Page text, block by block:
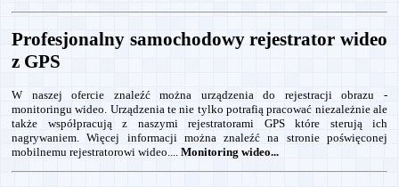
Profesjonalny samochodowy rejestrator wideo
z GPS
W naszej ofercie znaleźć można urządzenia do rejestracji obrazu -
monitoringu wideo. Urządzenia te nie tylko potrafią pracować niezależnie ale
także współpracują z naszymi rejestratorami GPS które sterują ich
nagrywaniem. Więcej informacji można znaleźć na stronie poświęconej
mobilnemu rejestratorowi wideo.... Monitoring wideo...